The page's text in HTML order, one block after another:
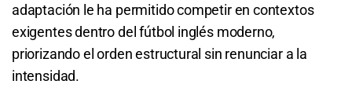
Total de Goles - Menos de 3.5
1.35 S/ 13,50 S/ 3,50
adaptación le ha permitido competir en contextos
exigentes dentro del fútbol inglés moderno,
priorizando el orden estructural sin renunciar a la
intensidad.